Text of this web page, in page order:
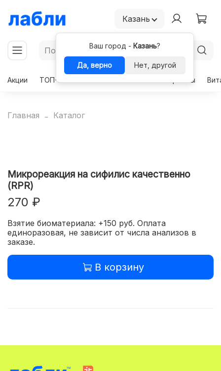
Казань
Ваш город - Казань?
Да, верно
Нет, другой
Акции
ТОП-50 Гормоны
Главная Каталог
Микрореакция на сифилис качественно
(RPR)
270 ₽
Взятие биоматериала: +150 руб. Оплата
единоразовая, не зависит от числа анализов в
заказе.
В корзину